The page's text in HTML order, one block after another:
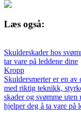
Læs også:
Skulderskader hos
tar vare på leddene dine
Kropp
Skuldersmerter er en av
med riktig teknikk,
skader og svømme uten
hjelper deg å ta vare på